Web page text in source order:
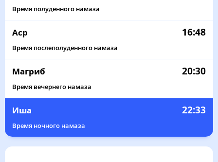
Время полуденного намаза
Аср 16:48
Время послеполуденного намаза
Магриб 20:30
Время вечернего намаза
Иша 22:33
Время ночного намаза